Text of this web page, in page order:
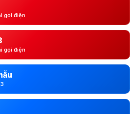
gọi điện
gọi điện